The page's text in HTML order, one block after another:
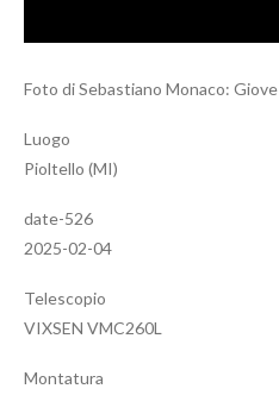
Foto di Sebastiano Monaco: Giove
Luogo
Pioltello (MI)
date-526
2025-02-04
Telescopio
VIXSEN VMC260L
Montatura